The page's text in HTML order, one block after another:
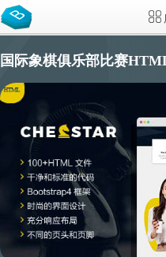
国际象棋俱乐部比赛